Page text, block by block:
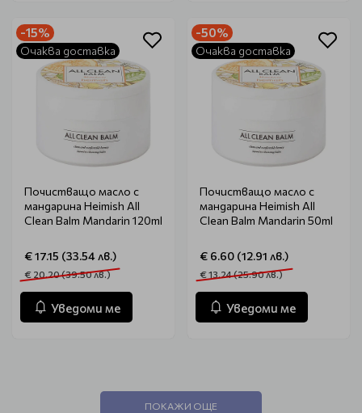
-15%
Очаква доставка
Почистващо масло с
мандарина Heimish All
Clean Balm Mandarin 120ml
€ 17.15 (33.54 лв.)
€ 20.20 (39.50 лв.)
Уведоми ме
-50%
Очаква доставка
Почистващо масло с
мандарина Heimish All
Clean Balm Mandarin 50ml
€ 6.60 (12.91 лв.)
€ 13.24 (25.90 лв.)
Уведоми ме
ПОКАЖИ ОЩЕ